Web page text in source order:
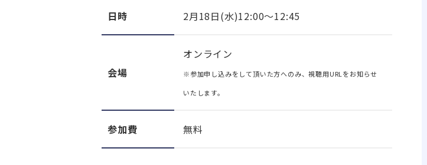
日時 2月18日(水)12:00～12:45
会場
オンライン
※参加申し込みをして頂いた方へのみ、視聴用URLをお知らせ
いたします。
参加費 無料